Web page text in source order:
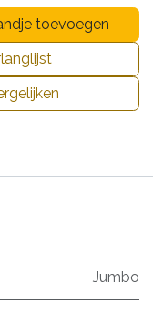
toevoegen
Jumbo